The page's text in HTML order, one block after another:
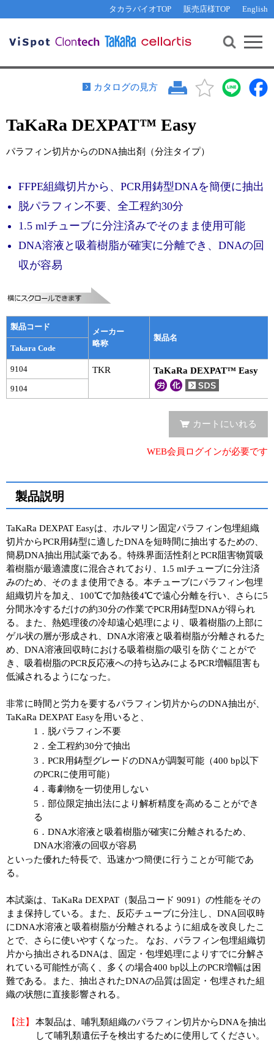
タカラバイオTOP 販売店様TOP English
機能解析・サイレンシング
PCR・等温増幅
リアルタイムPCR（qPCR）
サンプル請求
テクニカルサポートライン
その他 ライセンスに関するご相談
遺伝子組換え生物該当製品
研究支援ツール
Cut-Site Navigator 制限酵素切断サイトの検索
In-Fusion Cloning プライマー設計
抗体検索サイト
リアルタイムPCR （インターカレーター法）
プライマー検索・注文
リアルタイムPCR（プローブ法）
機器ソフトウェア・ベクター配列ダウンロード
ラーニングセンター
リアルタイムPCR実験ガイド
遺伝子検査ガイド（食品・水質・家畜他）
幹細胞・再生医療研究ガイド
RNAi実験ガイド
プロトコール集
ユーザーズボイス集
動画ライブラリー
Q&A
お問い合わせ WEB会員登録
カタログの見方
TaKaRa DEXPAT™ Easy
パラフィン切片からのDNA抽出剤（分注タイプ）
FFPE組織切片から、PCR用鋳型DNAを簡便に抽出
脱パラフィン不要、全工程約30分
1.5 mlチューブに分注済みでそのまま使用可能
DNA溶液と吸着樹脂が確実に分離でき、DNAの回
収が容易
製品コード
メーカー
略称
製品名
Takara Code
9104 TKR TaKaRa DEXPAT™ Easy
9104
カートにいれる
WEB会員ログインが必要です
製品説明
TaKaRa DEXPAT Easyは、ホルマリン固定パラフィン包埋組織
切片からPCR用鋳型に適したDNAを短時間に抽出するための、
簡易DNA抽出用試薬である。特殊界面活性剤とPCR阻害物質吸
着樹脂が最適濃度に混合されており、1.5 mlチューブに分注済
みのため、そのまま使用できる。本チューブにパラフィン包埋
組織切片を加え、100℃で加熱後4℃で遠心分離を行い、さらに5
分間氷冷するだけの約30分の作業でPCR用鋳型DNAが得られ
る。また、熱処理後の冷却遠心処理により、吸着樹脂の上部に
ゲル状の層が形成され、DNA水溶液と吸着樹脂が分離されるた
め、DNA溶液回収時における吸着樹脂の吸引を防ぐことがで
き、吸着樹脂のPCR反応液への持ち込みによるPCR増幅阻害も
低減されるようになった。
非常に時間と労力を要するパラフィン切片からのDNA抽出が、
TaKaRa DEXPAT Easyを用いると、
1．脱パラフィン不要
2．全工程約30分で抽出
3．PCR用鋳型グレードのDNAが調製可能（400 bp以下
のPCRに使用可能）
4．毒劇物を一切使用しない
5．部位限定抽出法により解析精度を高めることができ
る
6．DNA水溶液と吸着樹脂が確実に分離されるため、
DNA水溶液の回収が容易
といった優れた特長で、迅速かつ簡便に行うことが可能であ
る。
本試薬は、TaKaRa DEXPAT（製品コード 9091）の性能をその
まま保持している。また、反応チューブに分注し、DNA回収時
にDNA水溶液と吸着樹脂が分離されるように組成を改良したこ
とで、さらに使いやすくなった。 なお、パラフィン包埋組織切
片から抽出されるDNAは、固定・包埋処理によりすでに分解さ
れている可能性が高く、多くの場合400 bp以上のPCR増幅は困
難である。また、抽出されたDNAの品質は固定・包埋された組
織の状態に直接影響される。
【注】
本製品は、哺乳類組織のパラフィン切片からDNAを抽出
して哺乳類遺伝子を検出するために使用してください。